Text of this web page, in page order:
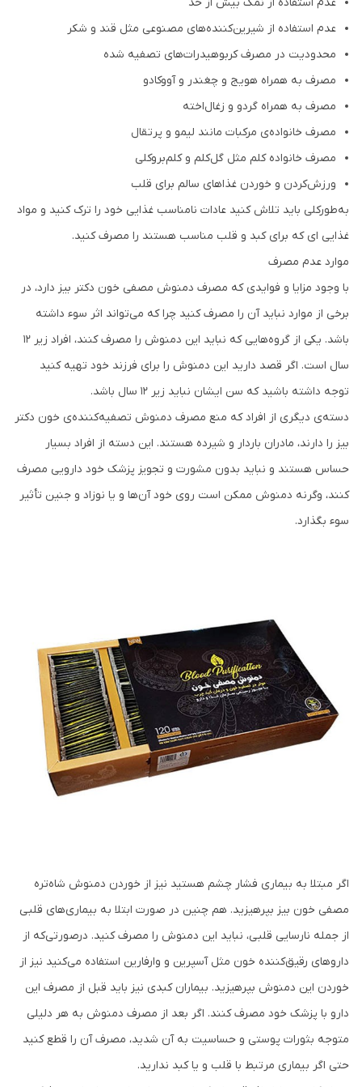
عدم استفاده از شیرین‌کننده‌های مصنوعی مثل قند و شکر
محدودیت در مصرف کربوهیدرات‌های تصفیه شده
مصرف به همراه هویج و چغندر و آووکادو
مصرف به همراه گردو و زغال‌اخته
مصرف خانواده‌ی مرکبات مانند لیمو و پرتقال
مصرف خانواده کلم مثل گل‌کلم و کلم‌بروکلی
ورزش‌کردن و خوردن غذاهای سالم برای قلب
به‌طورکلی باید تلاش کنید عادات نامناسب غذایی خود را ترک کنید و مواد
غذایی ای که برای کبد و قلب مناسب هستند را مصرف کنید.
موارد عدم مصرف
با وجود مزایا و فوایدی که مصرف دمنوش مصفی خون دکتر بیز دارد، در
برخی از موارد نباید آن را مصرف کنید چرا که می‌تواند اثر سوء داشته
باشد. یکی از گروه‌هایی که نباید این دمنوش را مصرف کنند، افراد زیر ۱۲
سال است. اگر قصد دارید این دمنوش را برای فرزند خود تهیه کنید
توجه داشته باشید که سن ایشان نباید زیر ۱۲ سال باشد.
دسته‌ی دیگری از افراد که منع مصرف دمنوش تصفیه‌کننده‌ی خون دکتر
بیز را دارند، مادران باردار و شیرده هستند. این دسته از افراد بسیار
حساس هستند و نباید بدون مشورت و تجویز پزشک خود دارویی مصرف
کنند، وگرنه دمنوش ممکن است روی خود آن‌ها و یا نوزاد و جنین تأثیر
سوء بگذارد.
اگر مبتلا به بیماری فشار چشم هستید نیز از خوردن دمنوش شاه‌تره
مصفی خون بیز بپرهیزید. هم چنین در صورت ابتلا به بیماری‌های قلبی
از جمله نارسایی قلبی، نباید این دمنوش را مصرف کنید. درصورتی‌که از
داروهای رقیق‌کننده خون مثل آسپرین و وارفارین استفاده می‌کنید نیز از
خوردن این دمنوش بپرهیزید. بیماران کبدی نیز باید قبل از مصرف این
دارو با پزشک خود مصرف کنند. اگر بعد از مصرف دمنوش به هر دلیلی
متوجه بثورات پوستی و حساسیت به آن شدید، مصرف آن را قطع کنید
حتی اگر بیماری مرتبط با قلب و یا کبد ندارید.